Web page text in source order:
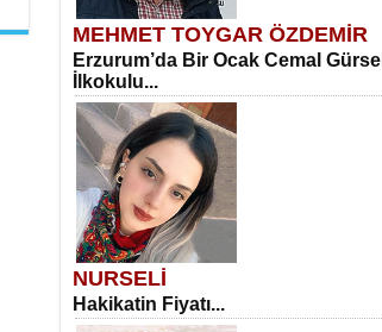
MEHMET TOYGAR ÖZDEMİR
Erzurum’da Bir Ocak Cemal Gürsel
İlkokulu...
NURSELİ
Hakikatin Fiyatı...